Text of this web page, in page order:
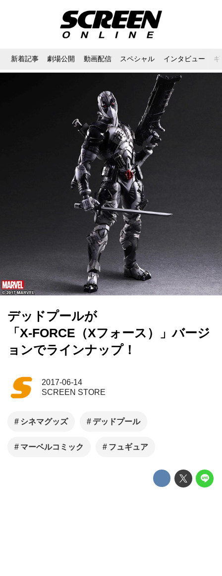
新着記事 劇場公開 動画配信 スペシャル インタビュー
デッドプールが
「X-FORCE（Xフォース）」バージ
ョンでラインナップ！
2017-06-14
SCREEN STORE
シネマグッズ デッドプール
マーベルコミック フュギュア